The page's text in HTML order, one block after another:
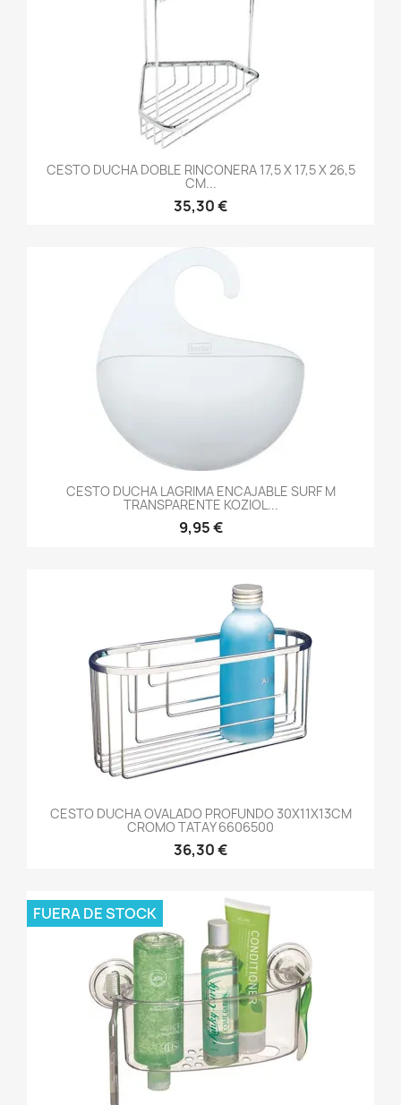
CESTO DUCHA DOBLE RINCONERA 17,5 X 17,5 X 26,5
CM...
35,30 €
CESTO DUCHA LAGRIMA ENCAJABLE SURF M
TRANSPARENTE KOZIOL...
9,95 €
CESTO DUCHA OVALADO PROFUNDO 30X11X13CM
CROMO TATAY 6606500
36,30 €
FUERA DE STOCK